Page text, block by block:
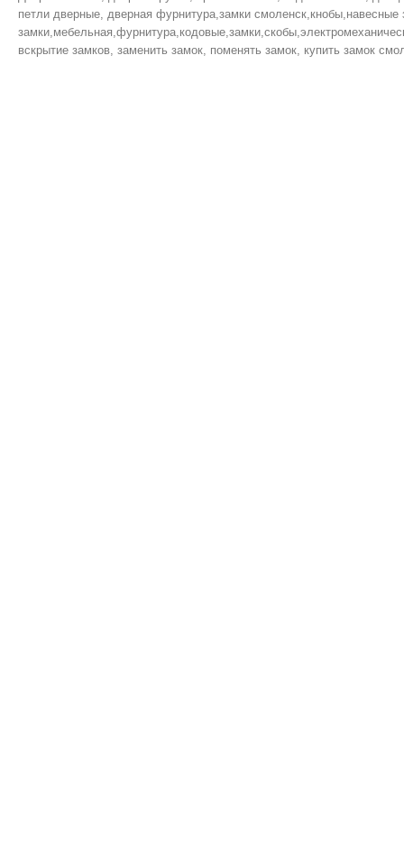
петли дверные, дверная фурнитура,замки
вскрытие замков, заменить замок, поменять замок, купить замок